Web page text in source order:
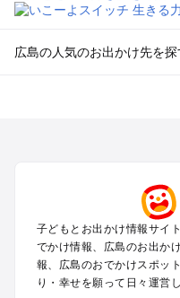
広島の人気のお出かけ先を探
三次・庄原・三段峡・世羅
広島の定番お出かけス
広島の遊園地
広島の動物園
子どもとお出かけ情報サイ
でかけ情報、広島のお出か
報、広島のおでかけスポッ
り・幸せを願って日々運営